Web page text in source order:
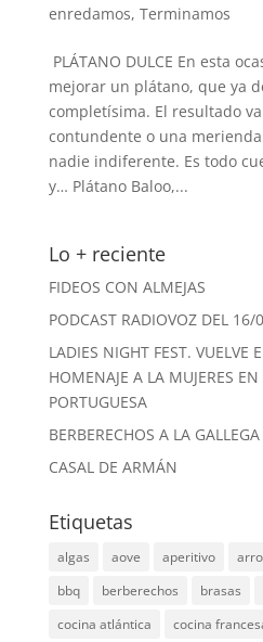
enredamos, Terminamos
PLÁTANO DULCE En esta
mejorar un plátano, que ya
completísima. El resultado
contundente o una
nadie indiferente. Es todo
y… Plátano Baloo,...
Lo + reciente
FIDEOS CON ALMEJAS
PODCAST RADIOVOZ DEL
LADIES NIGHT FEST. VUELVE
HOMENAJE A LA MUJERES
PORTUGUESA
BERBERECHOS A LA GALLEGA
CASAL DE ARMÁN
Etiquetas
algas aove aperitivo
bbq
berberechos brasas
cocina atlántica
cocina